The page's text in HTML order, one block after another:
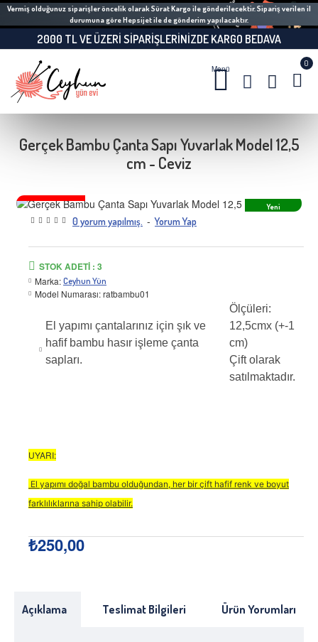
Vermiş olduğunuz siparişler öncelik olarak Sürat Kargo ile gönderilecektir. Sipariş verilen il
durumuna göre Hepsijet ile de gönderim yapılacaktır.
2000 TL VE ÜZERI SIPARIŞLERINIZDE KARGO BEDAVA
0
Gerçek Bambu Çanta Sapı Yuvarlak Model 12,5
cm - Ceviz
Yeni
0 yorum yapılmış. - Yorum Yap
₺250,00
STOK ADETI : 3
Marka: Ceyhun Yün
Model Numarası:ratbambu01
El yapımı çantalarınız için şık ve
hafif bambu hasır işleme çanta
sapları.
Ölçüleri:
12,5cmx (+-1
cm)
Çift olarak
satılmaktadır.
UYARI:
El yapımı doğal bambu olduğundan, her bir çift hafif renk ve boyut
farklılıklarına sahip olabilir.
Açıklama Teslimat Bilgileri Ürün Yorumları